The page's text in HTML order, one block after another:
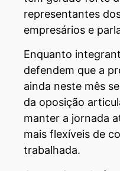
representantes
empresários e
Enquanto
defendem que a
ainda neste mês
da oposição
manter a jornada
mais flexíveis de
trabalhada.